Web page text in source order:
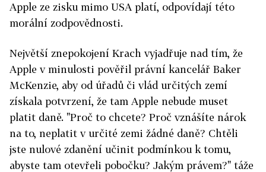
Apple ze zisku mimo USA platí, odpovídají této
morální zodpovědnosti.
Největší znepokojení Krach vyjadřuje nad tím, že
Apple v minulosti pověřil právní kancelář Baker
McKenzie, aby od úřadů či vlád určitých zemí
získala potvrzení, že tam Apple nebude muset
platit daně. "Proč to chcete? Proč vznášíte nárok
na to, neplatit v určité zemi žádné daně? Chtěli
jste nulové zdanění učinit podmínkou k tomu,
abyste tam otevřeli pobočku? Jakým právem?" táže